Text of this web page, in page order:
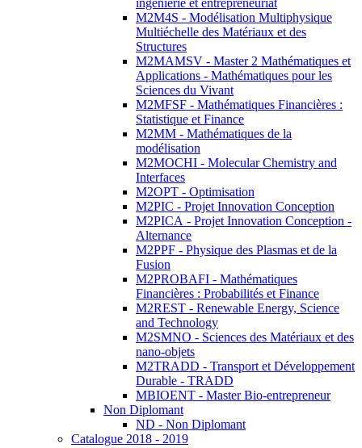
ingénierie et entrepreneuriat
M2M4S - Modélisation Multiphysique
Multiéchelle des Matériaux et des
Structures
M2MAMSV - Master 2 Mathématiques et
Applications - Mathématiques pour les
Sciences du Vivant
M2MFSF - Mathématiques Financières :
Statistique et Finance
M2MM - Mathématiques de la
modélisation
M2MOCHI - Molecular Chemistry and
Interfaces
M2OPT - Optimisation
M2PIC - Projet Innovation Conception
M2PICA - Projet Innovation Conception -
Alternance
M2PPF - Physique des Plasmas et de la
Fusion
M2PROBAFI - Mathématiques
Financières : Probabilités et Finance
M2REST - Renewable Energy, Science
and Technology
M2SMNO - Sciences des Matériaux et des
nano-objets
M2TRADD - Transport et Développement
Durable - TRADD
MBIOENT - Master Bio-entrepreneur
Non Diplomant
ND - Non Diplomant
Catalogue 2018 - 2019